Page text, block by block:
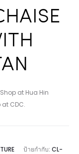
at Hua Hin
CDC.
ป้ายกำกับ: CL-